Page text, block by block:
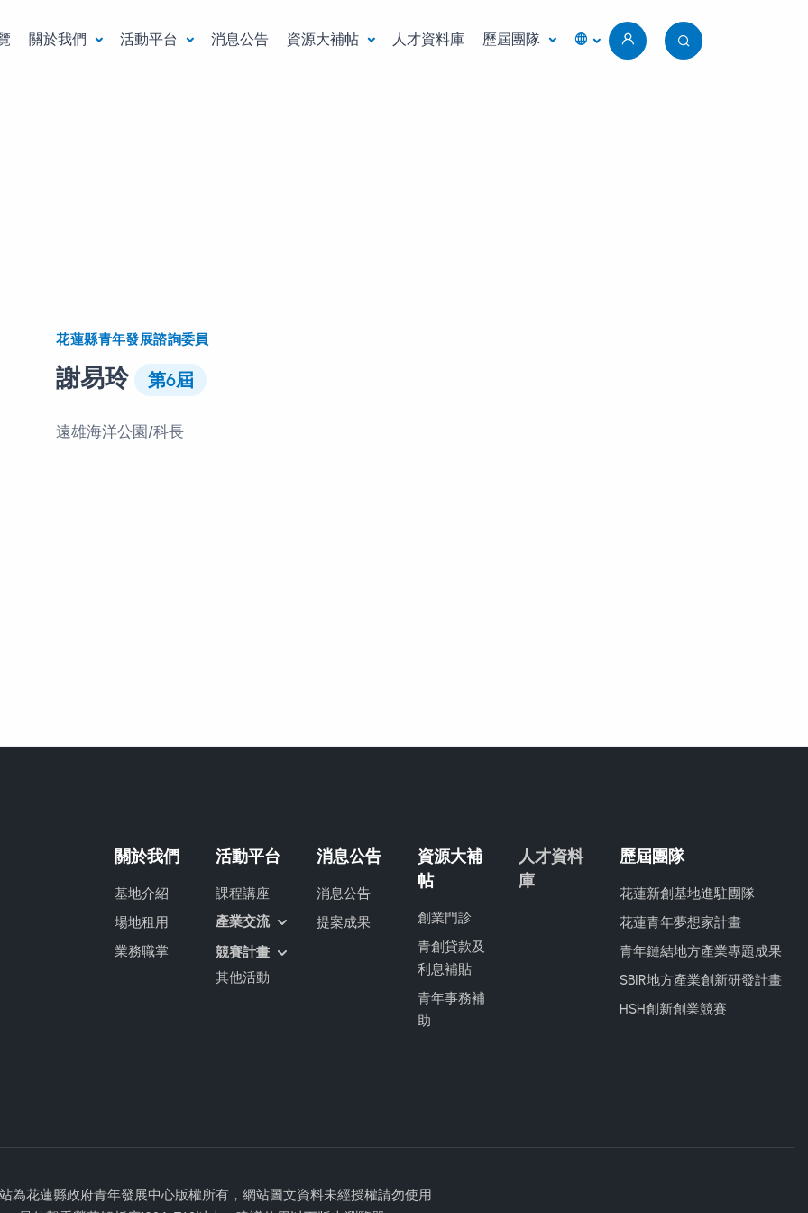
關於我們 活動平台 消息公告 資源大補帖 人才資料庫 歷屆團隊
花蓮縣青年發展諮詢委員
謝易玲 第6屆
遠雄海洋公園/科長
關於我們
基地介紹
場地租用
業務職掌
活動平台
課程講座
產業交流
競賽計畫
其他活動
消息公告
消息公告
提案成果
資源大補
帖
創業門診
青創貸款及
利息補貼
青年事務補
助
人才資料
庫
歷屆團隊
花蓮新創基地進駐團隊
花蓮青年夢想家計畫
青年鏈結地方產業專題成果
SBIR地方產業創新研發計畫
HSH創新創業競賽
為花蓮縣政府青年發展中心版權所有，網站圖文資料未經授權請勿使用